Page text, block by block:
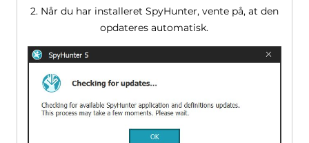
2. Når du har installeret SpyHunter, vente på, at den
opdateres automatisk.